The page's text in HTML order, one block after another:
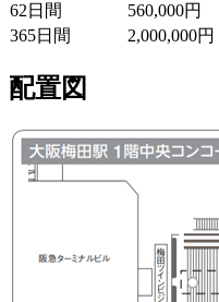
62日間
560,000円
365日間
2,000,000円
配置図